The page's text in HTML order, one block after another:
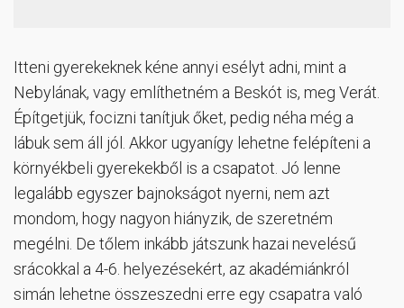
Itteni gyerekeknek kéne annyi esélyt adni, mint a
Nebylának, vagy említhetném a Beskót is, meg Verát.
Építgetjük, focizni tanítjuk őket, pedig néha még a
lábuk sem áll jól. Akkor ugyanígy lehetne felépíteni a
környékbeli gyerekekből is a csapatot. Jó lenne
legalább egyszer bajnokságot nyerni, nem azt
mondom, hogy nagyon hiányzik, de szeretném
megélni. De tőlem inkább játszunk hazai nevelésű
srácokkal a 4-6. helyezésekért, az akadémiánkról
simán lehetne összeszedni erre egy csapatra való